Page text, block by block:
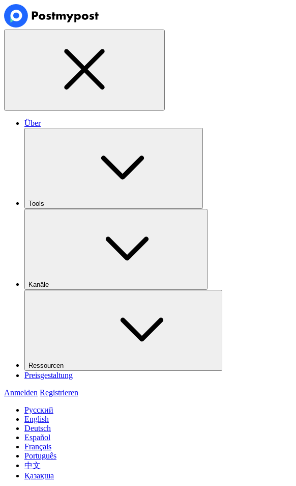
Über
Tools
Kanäle
Ressourcen
Preisgestaltung
Anmelden Registrieren
Русский
English
Deutsch
Español
Français
Português
中文
Қазақша